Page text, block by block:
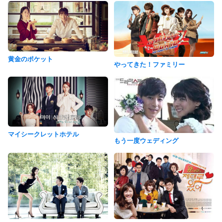
黄金のポケット
やってきた！ファミリー
マイシークレットホテル
もう一度ウェディング